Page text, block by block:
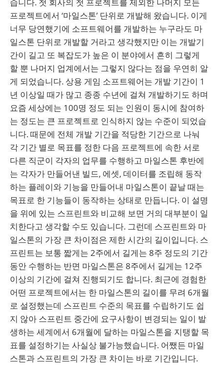
프로젝트에서 ‘마일스톤’ 단위로 개발해 왔습니다. 이게
너무 당연했기에 소프트웨어를 개발하는 누구라도 마
일스톤 단위로 개발할 거라고 생각했지만 이는 개발기
간이 길고 또 복잡도가 높은 이 분야에서 흔히 그렇게
할 뿐 나머지 업계에서는 그렇지 않다는 점을 우연히 알
게 되었습니다. 상용 게임 소프트웨어는 개발 기간이 1
년 이상일 때가 많고 종종 수년에 걸쳐 개발하기도 하며
요즘 세상에는 100명 정도 되는 인원이 동시에 참여하
는 정도는 큰 프로젝트로 인식하지 않는 수준이 되었습
니다. 때문에 전체 개발 기간을 적당한 기간으로 나눠
각 기간 별로 목표를 정한 다음 프로젝트에 속한 서로
다른 직군이 각자의 업무를 수행하고 마일스톤 후반에
는 각자가 만들어낸 빌드, 에셋, 데이터를 조립해 동작
하는 플레이와 기능을 만들어내 마일스톤이 끝날 때는
목표로 한 기능들이 동작하는 상태로 만듭니다. 이 설명
을 위에 있는 스프린트와 비교해 보면 거의 대부분이 일
치한다고 생각할 수도 있습니다. 그런데 스프린트와 마
일스톤의 가장 큰 차이점은 제한 시간의 길이입니다. 스
프린트는 보통 짧게는 2주에서 길게는 8주 정도의 기간
동안 수행하는 반면 마일스톤은 8주에서 길게는 12주
이상의 기간에 걸쳐 진행되기도 합니다. 최근에 경험한
어떤 프로젝트에서는 한 마일스톤의 길이를 무려 6개월
로 설정했는데 스프린트 수준의 목표를 수립하기도 쉽
지 않아 스프린트 중간에 요구사항이 변경되는 일이 발
생하는 세계에서 6개월에 달하는 마일스톤을 지탱할 목
표를 설정하기는 사실상 불가능했습니다. 어쨌든 마일
스톤과 스프린트의 가장 큰 차이는 바로 기간입니다.